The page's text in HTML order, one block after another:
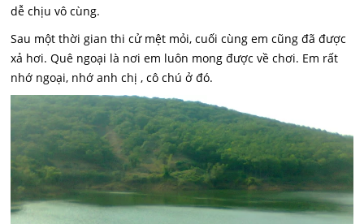
dễ chịu vô cùng.
Sau một thời gian thi cử mệt mỏi, cuối cùng em cũng đã được
xả hơi. Quê ngoại là nơi em luôn mong được về chơi. Em rất
nhớ ngoại, nhớ anh chị , cô chú ở đó.